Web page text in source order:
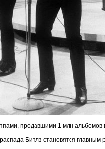
продавшими 1 млн
Битлз становятся главным